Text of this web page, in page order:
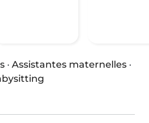
· Assistantes maternelles ·